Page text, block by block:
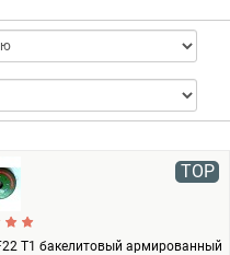
TOP
Т1 бакелитовый армированный